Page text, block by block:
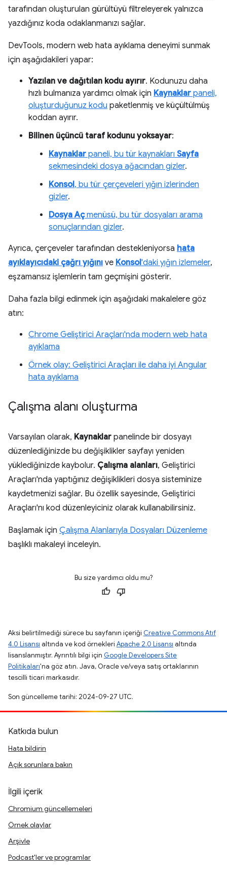
tarafından oluşturulan gürültüyü filtreleyerek yalnızca
yazdığınız koda odaklanmanızı sağlar.
DevTools, modern web hata ayıklama deneyimi sunmak
için aşağıdakileri yapar:
Yazılan ve dağıtılan kodu ayırır. Kodunuzu daha
hızlı bulmanıza yardımcı olmak için Kaynaklar paneli,
oluşturduğunuz kodu paketlenmiş ve küçültülmüş
koddan ayırır.
Bilinen üçüncü taraf kodunu yoksayar:
Kaynaklar paneli, bu tür kaynakları Sayfa
sekmesindeki dosya ağacından gizler.
Konsol, bu tür çerçeveleri yığın izlerinden
gizler.
Dosya Açmenüsü, bu tür dosyaları arama
sonuçlarından gizler.
Ayrıca, çerçeveler tarafından destekleniyorsa hata
ayıklayıcıdaki çağrı yığını ve Konsol'daki yığın izlemeler,
eşzamansız işlemlerin tam geçmişini gösterir.
Daha fazla bilgi edinmek için aşağıdaki makalelere göz
atın:
Chrome Geliştirici Araçları'nda modern web hata
ayıklama
Örnek olay: Geliştirici Araçları ile daha iyi Angular
hata ayıklama
Çalışma alanı oluşturma
Varsayılan olarak, Kaynaklar panelinde bir dosyayı
düzenlediğinizde bu değişiklikler sayfayı yeniden
yüklediğinizde kaybolur. Çalışma alanları, Geliştirici
Araçları'nda yaptığınız değişiklikleri dosya sisteminize
kaydetmenizi sağlar. Bu özellik sayesinde, Geliştirici
Araçları'nı kod düzenleyiciniz olarak kullanabilirsiniz.
Başlamak için Çalışma Alanlarıyla Dosyaları Düzenleme
başlıklı makaleyi inceleyin.
Bu size yardımcı oldu mu?
Aksi belirtilmediği sürece bu sayfanın içeriği Creative Commons Atıf
4.0 Lisansı altında ve kod örnekleri Apache 2.0 Lisansı altında
lisanslanmıştır. Ayrıntılı bilgi için Google Developers Site
Politikaları'na göz atın. Java, Oracle ve/veya satış ortaklarının
tescilli ticari markasıdır.
Son güncelleme tarihi: 2024-09-27 UTC.
Katkıda bulun
Hata bildirin
Açık sorunlara bakın
İlgili içerik
Chromium güncellemeleri
Örnek olaylar
Arşivle
Podcast'ler ve programlar